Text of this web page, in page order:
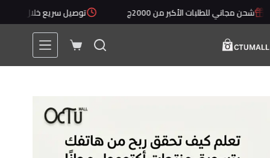
إلىشحن مجاني للطلبات الأكبر من 2000ج توصيل سريع خلال 1 - 5 أيام
عربة